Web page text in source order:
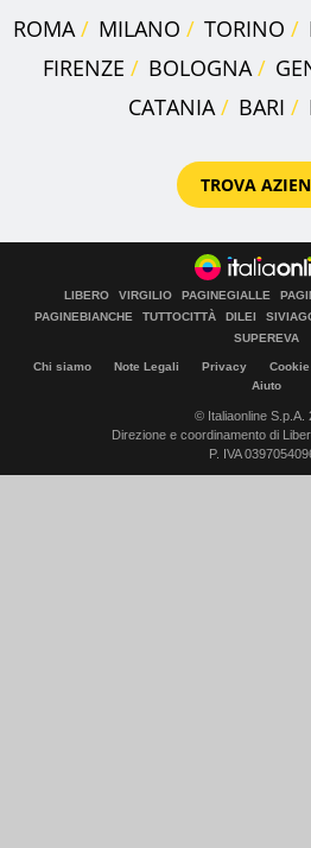
ROMA MILANO TORINO
FIRENZE
BOLOGNA
CATANIA
BARI
TROVA
LIBERO VIRGILIO PAGINEGIALLE
PAGINEBIANCHE
TUTTOCITTÀ DILEI
SUPEREVA
Chi siamo Note Legali Privacy
Aiuto
© Italiaonline S.p.A.
Direzione e coordinamento di
P. IVA